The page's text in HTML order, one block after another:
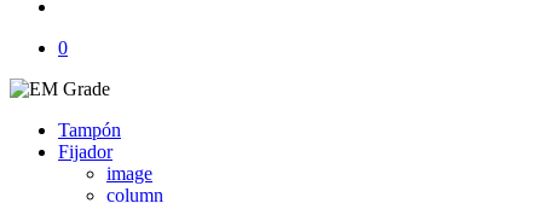
0
Tampón
Fijador
image
column